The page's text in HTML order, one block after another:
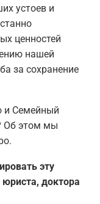
устоев и
ценностей
нашей
за сохранение
и Семейный
Об этом мы
эту
доктора